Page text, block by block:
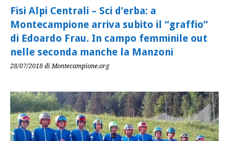
Fisi Alpi Centrali – Sci d’erba: a
Montecampione arriva subito il “graffio”
di Edoardo Frau. In campo femminile out
nelle seconda manche la Manzoni
28/07/2018 di Montecampione.org